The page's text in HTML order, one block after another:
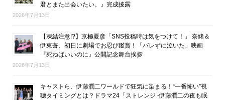
君とまた出会いたい。』完成披露
2026年7月13日
【凍結注意!?】京極夏彦「SNS投稿時は気をつけて！」 奈緒＆
伊東蒼、初日に劇場でお忍び鑑賞！「バレずに泣いた」映画
『死ねばいいのに』公開記念舞台挨拶
2026年7月13日
キャストら、伊藤潤二ワールドで狂気に染まる！“一番怖い”視
聴タイミングとは？ドラマ24「ストレンジ -伊藤潤二の夜も眠